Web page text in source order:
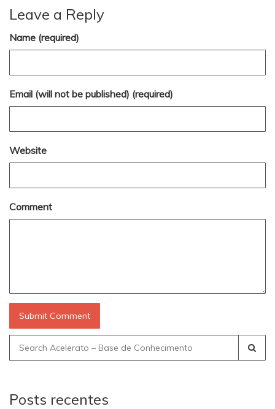
Leave a Reply
Name (required)
Email (will not be published) (required)
Website
Comment
Search
for:
Posts recentes